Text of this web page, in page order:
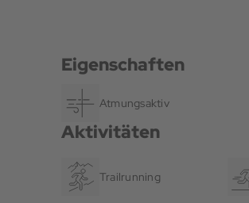
Eigenschaften
Atmungsaktiv
Aktivitäten
Trailrunning